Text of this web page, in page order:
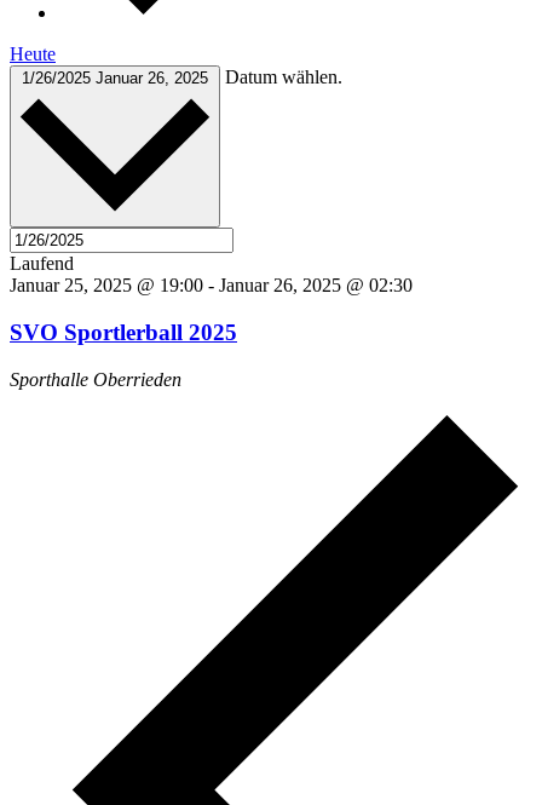
Heute
1/26/2025 Januar 26, 2025 Datum wählen.
Laufend
Januar 25, 2025 @ 19:00 - Januar 26, 2025 @ 02:30
SVO Sportlerball 2025
Sporthalle Oberrieden